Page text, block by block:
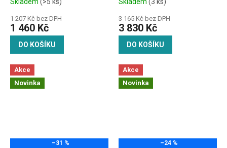
Skladem (>5 ks)
1 207 Kč bez DPH
1 460 Kč
DO KOŠÍKU
Skladem (3 ks)
3 165 Kč bez DPH
3 830 Kč
DO KOŠÍKU
Akce
Novinka
–31 %
Akce
Novinka
–24 %